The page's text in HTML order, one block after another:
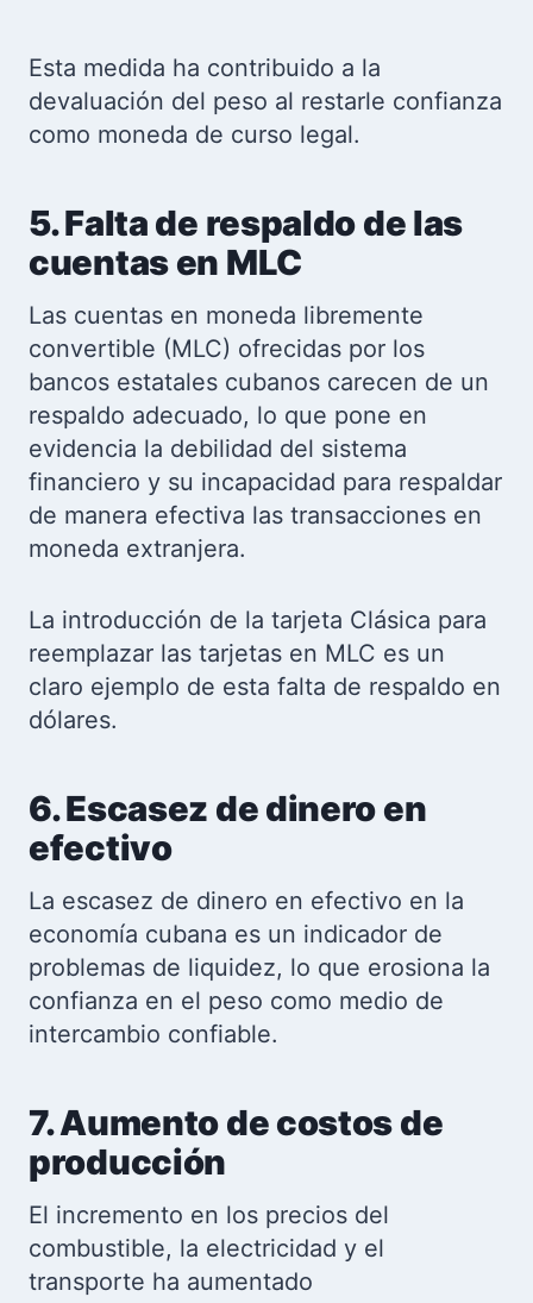
Esta medida ha contribuido a la
devaluación del peso al restarle confianza
como moneda de curso legal.
5. Falta de respaldo de las
cuentas en MLC
Las cuentas en moneda libremente
convertible (MLC) ofrecidas por los
bancos estatales cubanos carecen de un
respaldo adecuado, lo que pone en
evidencia la debilidad del sistema
financiero y su incapacidad para respaldar
de manera efectiva las transacciones en
moneda extranjera.
La introducción de la tarjeta Clásica para
reemplazar las tarjetas en MLC es un
claro ejemplo de esta falta de respaldo en
dólares.
6. Escasez de dinero en
efectivo
La escasez de dinero en efectivo en la
economía cubana es un indicador de
problemas de liquidez, lo que erosiona la
confianza en el peso como medio de
intercambio confiable.
7. Aumento de costos de
producción
El incremento en los precios del
combustible, la electricidad y el
transporte ha aumentado